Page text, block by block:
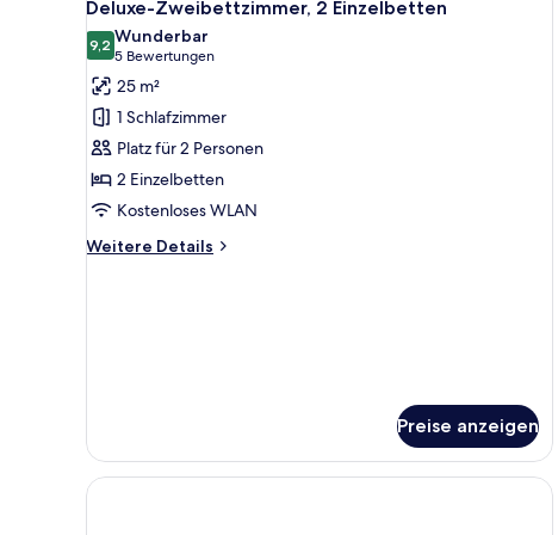
Fotos
für
Deluxe-
Zweibettzimmer,
2 Einzelbetten
anzeigen
Deluxe-Zweibettzimmer, 2 Einzelbetten
9,29,2 von 10
Wunderbar
5 Bewertungen
(5
Bewertungen)
25 m²
1 Schlafzimmer
Platz für 2 Personen
2 Einzelbetten
Kostenloses WLAN
Weitere Details
Weitere
Preise anzeigen